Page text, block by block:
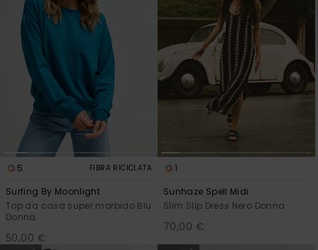
5 FIBRA RICICLATA
Surfing By Moonlight
Top da casa super morbido Blu
Donna
50,00 €
1
Sunhaze Spell Midi
Slim Slip Dress Nero Donna
70,00 €